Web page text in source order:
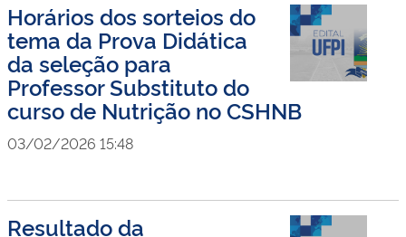
Horários dos sorteios do
tema da Prova Didática
da seleção para
Professor Substituto do
curso de Nutrição no CSHNB
03/02/2026 15:48
Resultado da